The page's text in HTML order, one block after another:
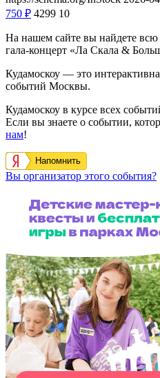
750 ₽ 4299 10
На нашем сайте вы найдете
гала-концерт «Ла Скала &
Кудамоскоу — это
событий Москвы.
Кудамоскоу в курсе всех
Если вы знаете о событии,
нам!
Напомнить
Вы организатор этого события?